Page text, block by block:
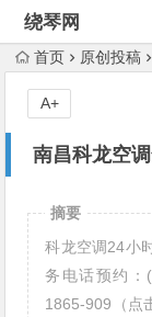
绕琴网
首页 原创投稿
南昌科龙空
A+
摘要
科龙空调24小
务电话预约：
1865-909（点